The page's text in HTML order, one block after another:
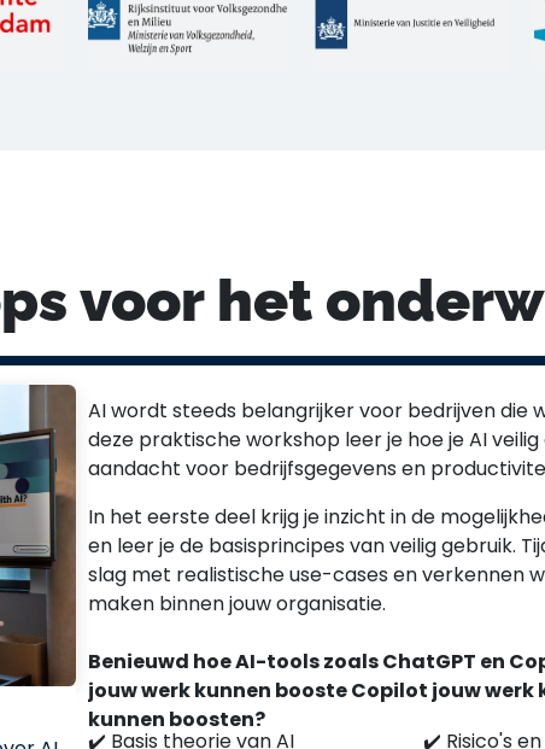
voor het
AI wordt steeds belangrijker voor bedrijven die
deze praktische workshop leer je hoe je AI
aandacht voor bedrijfsgegevens en
In het eerste deel krijg je inzicht in de
en leer je de basisprincipes van veilig gebruik.
slag met realistische use-cases en verkennen
maken binnen jouw organisatie.
Benieuwd hoe AI-tools zoals ChatGPT en
jouw werk kunnen booste Copilot jouw
kunnen boosten?
✔️ Basis theorie van AI ✔️ Risico's